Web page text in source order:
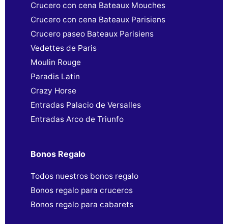
Crucero con cena Bateaux Mouches
Crucero con cena Bateaux Parisiens
Crucero paseo Bateaux Parisiens
Vedettes de Paris
Moulin Rouge
Paradis Latin
Crazy Horse
Entradas Palacio de Versalles
Entradas Arco de Triunfo
Bonos Regalo
Todos nuestros bonos regalo
Bonos regalo para cruceros
Bonos regalo para cabarets